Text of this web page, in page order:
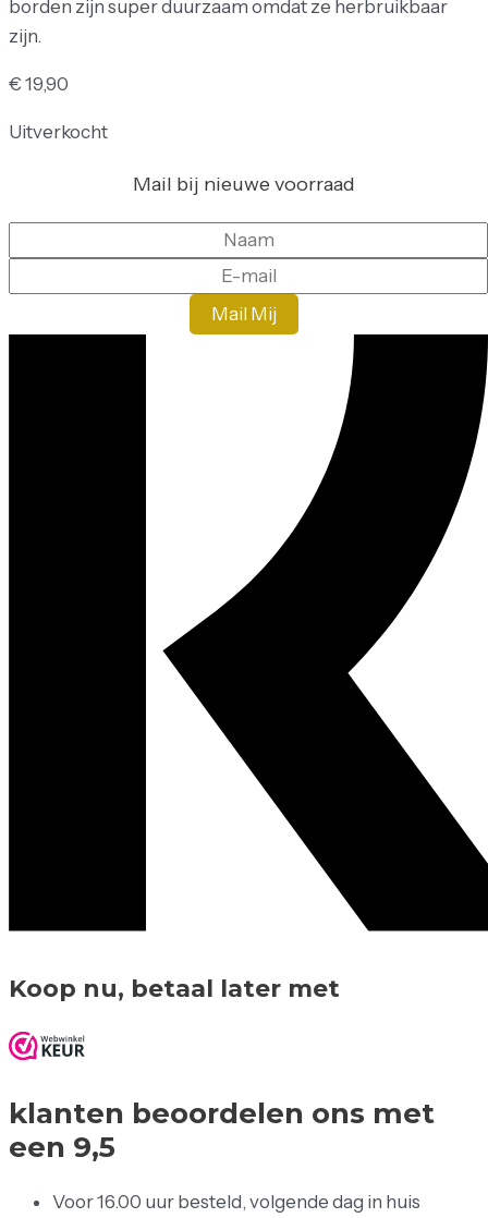
borden zijn super duurzaam omdat ze herbruikbaar
zijn.
€ 19,90
Uitverkocht
Mail bij nieuwe voorraad
Mail Mij
Koop nu, betaal later met
klanten beoordelen ons met
een 9,5
Voor 16.00 uur besteld, volgende dag in huis